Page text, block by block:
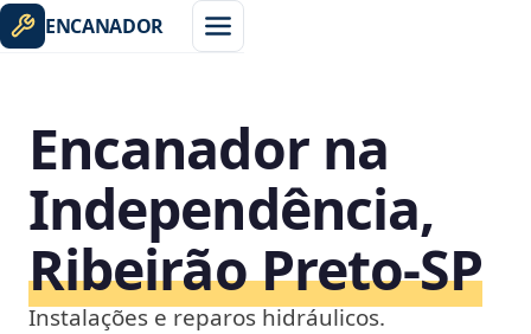
ENCANADOR
Encanador na
Independência,
Ribeirão Preto‑SP
Instalações e reparos hidráulicos.